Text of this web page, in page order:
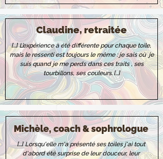
Claudine, retraitée
[...]L’expérience à été différente pour chaque toile,
mais le ressenti est toujours le même : je sais où je
suis quand je me perds dans ces traits , ses
tourbillons, ses couleurs.[...]
Michèle, coach & sophrologue
[...]Lorsqu'elle m'a présenté ses toiles j'ai tout
d'abord été surprise de leur douceur, leur